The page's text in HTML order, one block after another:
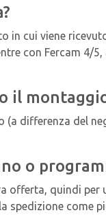
in cui viene
con Fercam 4/
il
differenza del
o
offerta, quindi
come